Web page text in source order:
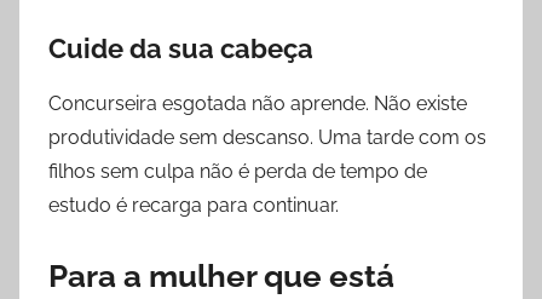
Cuide da sua cabeça
Concurseira esgotada não aprende. Não existe
produtividade sem descanso. Uma tarde com os
filhos sem culpa não é perda de tempo de
estudo é recarga para continuar.
Para a mulher que está